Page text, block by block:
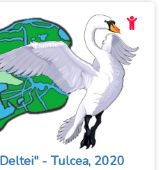
- Tulcea, 2020